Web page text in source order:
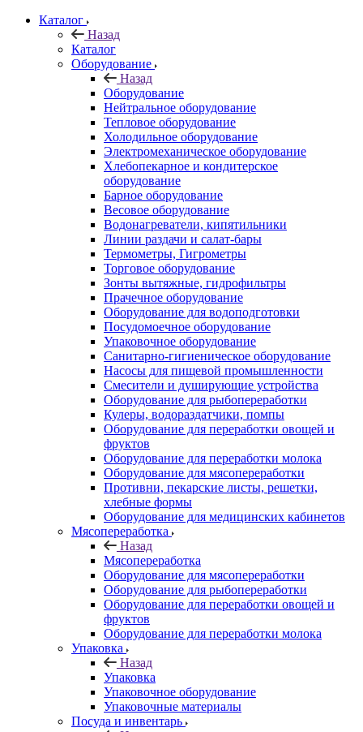
Каталог
Назад
Каталог
Оборудование
Назад
Оборудование
Нейтральное оборудование
Тепловое оборудование
Холодильное оборудование
Электромеханическое оборудование
Хлебопекарное и кондитерское
оборудование
Барное оборудование
Весовое оборудование
Водонагреватели, кипятильники
Линии раздачи и салат-бары
Термометры, Гигрометры
Торговое оборудование
Зонты вытяжные, гидрофильтры
Прачечное оборудование
Оборудование для водоподготовки
Посудомоечное оборудование
Упаковочное оборудование
Санитарно-гигиеническое оборудование
Насосы для пищевой промышленности
Смесители и душирующие устройства
Оборудование для рыбопереработки
Кулеры, водораздатчики, помпы
Оборудование для переработки овощей и
фруктов
Оборудование для переработки молока
Оборудование для мясопереработки
Противни, пекарские листы, решетки,
хлебные формы
Оборудование для медицинских кабинетов
Мясопереработка
Назад
Мясопереработка
Оборудование для мясопереработки
Оборудование для рыбопереработки
Оборудование для переработки овощей и
фруктов
Оборудование для переработки молока
Упаковка
Назад
Упаковка
Упаковочное оборудование
Упаковочные материалы
Посуда и инвентарь